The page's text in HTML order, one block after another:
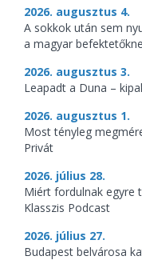
2026. augusztus 4.
A sokkok után sem
a magyar
2026. augusztus 3.
Leapadt a Duna –
2026. augusztus 1.
Most tényleg
Privát
2026. július 28.
Miért fordulnak egyre
Klasszis Podcast
2026. július 27.
Budapest belvárosa